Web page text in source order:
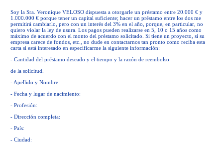
Soy la Sra. Veronique VELOSO dispuesta a otorgarle un préstamo entre 20.000 € y
1.000.000 € porque tener un capital suficiente; hacer un préstamo entre los dos me
permitirá cambiarlo, pero con un interés del 3% en el año, porque, en particular, no
quiero violar la ley de usura. Los pagos pueden realizarse en 5, 10 o 15 años como
máximo de acuerdo con el monto del préstamo solicitado. Si tiene un proyecto, si su
empresa carece de fondos, etc., no dude en contactarnos tan pronto como reciba esta
carta si está interesado en especificarme la siguiente información:
- Cantidad del préstamo deseado y el tiempo y la razón de reembolso
de la solicitud.
- Apellido y Nombre:
- Fecha y lugar de nacimiento:
- Profesión:
- Dirección completa:
- País:
- Ciudad: